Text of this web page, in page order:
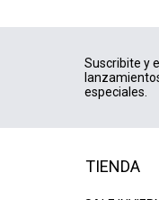
Suscribite y
especiales.
TIENDA